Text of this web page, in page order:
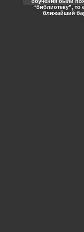
“библиотеку”, то
ближайший